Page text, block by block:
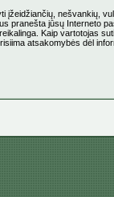
įžeidžiančių, nešvankių,
pranešta jūsų Interneto
Kaip vartotojas
atsakomybės dėl